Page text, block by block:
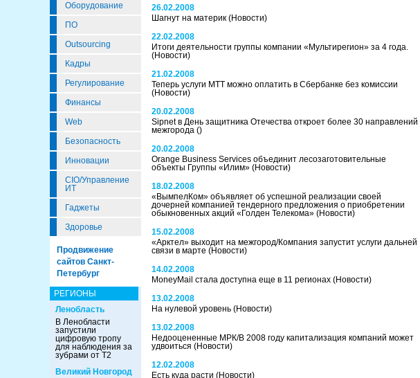
Оборудование
ПО
Outsourcing
Кадры
Регулирование
Финансы
Web
Безопасность
Инновации
CIO/Управление
ИТ
Гаджеты
Здоровье
Продвижение
сайтов Санкт-
Петербург
РЕГИОНЫ
Ленобласть
В Ленобласти
запустили
цифровую тропу
для наблюдения за
зубрами от Т2
Великий Новгород
26.02.2008
Шагнут на материк (Новости)
22.02.2008
Итоги деятельности группы компании «Мультирегион» за 4 года.
(Новости)
21.02.2008
Теперь услуги МТТ можно оплатить в Сбербанке без комиссии
(Новости)
20.02.2008
Sipnet в День защитника Отечества откроет более 30 направлений
межгорода ()
20.02.2008
Orange Business Services объединит лесозаготовительные
объекты Группы «Илим» (Новости)
18.02.2008
«ВымпелКом» объявляет об успешной реализации своей
дочерней компанией тендерного предложения о приобретении
обыкновенных акций «Голден Телекома» (Новости)
15.02.2008
«Арктел» выходит на межгород/Компания запустит услуги дальней
связи в марте (Новости)
14.02.2008
MoneyMail стала доступна еще в 11 регионах (Новости)
13.02.2008
На нулевой уровень (Новости)
13.02.2008
Недооцененные МРК/В 2008 году капитализация компаний может
удвоиться (Новости)
12.02.2008
Есть куда расти (Новости)